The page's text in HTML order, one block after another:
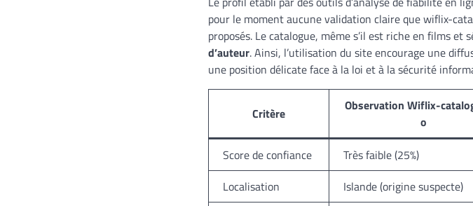
pour le moment aucune validation claire que wiflix-
proposés. Le catalogue, même s’il est riche en films
d’auteur. Ainsi, l’utilisation du site encourage une
une position délicate face à la loi et à la sécurité
Critère
Observation Wiflix-
o
Score de confiance Très faible (25%)
Localisation
Islande (origine suspecte)